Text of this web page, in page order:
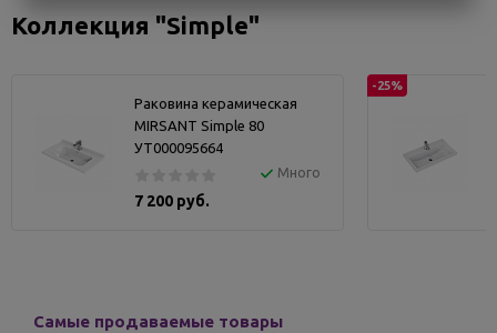
Коллекция "Simple"
Раковина керамическая
MIRSANT Simple 80
УТ000095664
Много
7 200 руб.
-25%
Самые продаваемые товары